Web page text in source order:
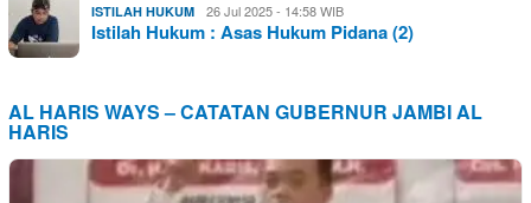
ISTILAH HUKUM 26 Jul 2025 - 14:58 WIB
Istilah Hukum : Asas Hukum Pidana (2)
AL HARIS WAYS – CATATAN GUBERNUR JAMBI AL
HARIS